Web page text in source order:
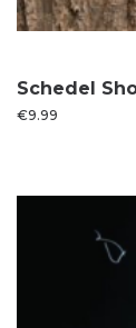
Schedel
€9.99